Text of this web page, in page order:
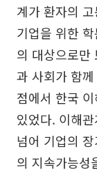
계가 환자의
기업을 위한
의 대상으로만
과 사회가 함
점에서 한국
있었다. 이해
넘어 기업의
의 지속가능성